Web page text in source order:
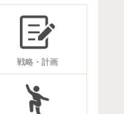
戦略・計画